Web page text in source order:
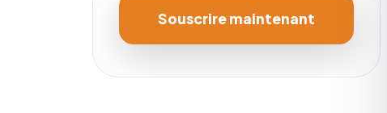
Souscrire maintenant